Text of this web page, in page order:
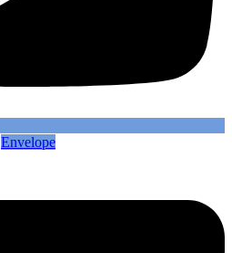
Envelope